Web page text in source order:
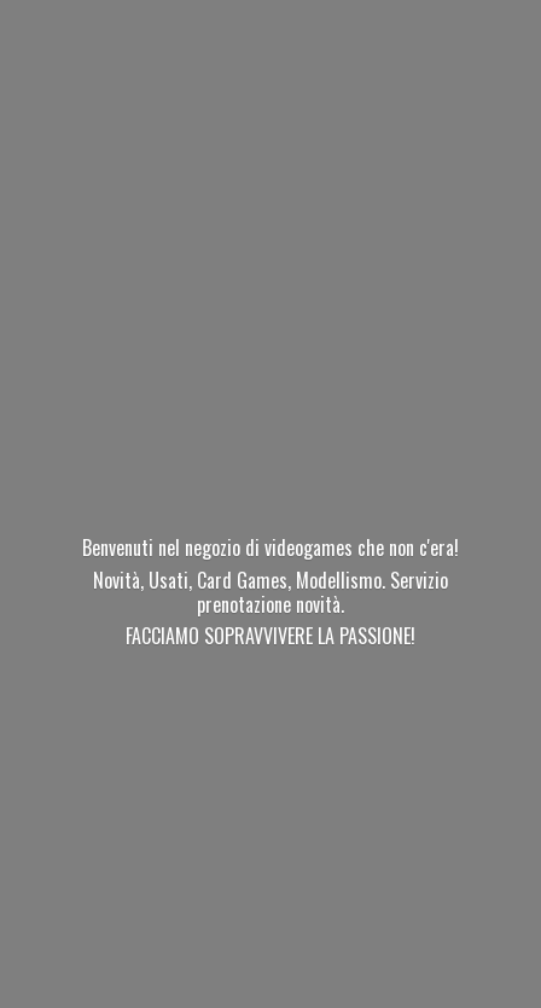
Benvenuti nel negozio di videogames che non c'era!
Novità, Usati, Card Games, Modellismo. Servizio
prenotazione novità.
FACCIAMO SOPRAVVIVERE LA PASSIONE!